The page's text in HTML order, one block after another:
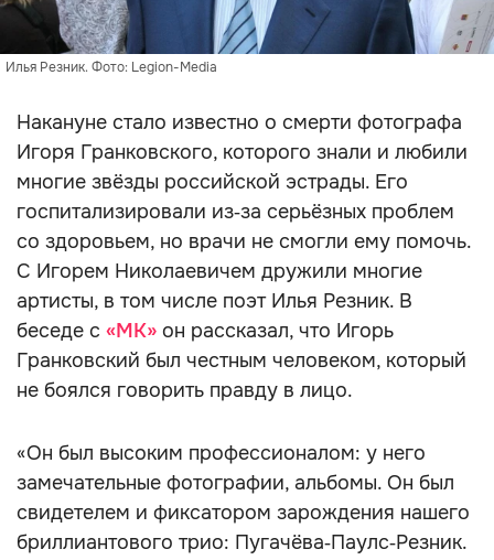
Илья Резник. Фото: Legion-Media
Накануне стало известно о смерти фотографа
Игоря Гранковского, которого знали и любили
многие звёзды российской эстрады. Его
госпитализировали из‑за серьёзных проблем
со здоровьем, но врачи не смогли ему помочь.
С Игорем Николаевичем дружили многие
артисты, в том числе поэт Илья Резник. В
беседе с «МК» он рассказал, что Игорь
Гранковский был честным человеком, который
не боялся говорить правду в лицо.
«Он был высоким профессионалом: у него
замечательные фотографии, альбомы. Он был
свидетелем и фиксатором зарождения нашего
бриллиантового трио: Пугачёва‑Паулс‑Резник.